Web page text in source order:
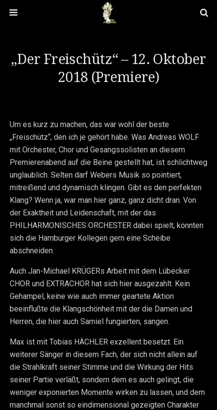
„Der Freischütz“ – 12. Oktober
2018 (Premiere)
Um es kurz zu machen, das war wohl der beste
„Freischütz“, den ich je gehört habe. Was Andreas WOLF
mit Orchester, Chor und Gesangssolisten an diesem
Premierenabend auf die Beine gestellt hat, ist schlichtweg
unglaublich. Selten darf Webers Musik so pointiert,
mitreißend und dynamisch klingen. Gibt es den perfekten
Klang? Wenn ja, war man hier ganz, ganz dicht dran. Von
der Exaktheit und Leidenschaft, mit der das
PHILHARMONISCHES ORCHESTER dabei spielt, könnten
sich die Hamburger Kollegen gern eine Scheibe
abschneiden.
Auch Jan-Michael KRÜGERs Arbeit mit dem Lübecker
CHOR und EXTRACHOR hat sich hier ausgezahlt. Kein
Gehampel, keine wie auch immer geartete Aktion
beeinflußte die Klangschönheit mit der die Damen und
Herren, die hier auch Samiel fungierten, sangen.
Max ist mit Tobias HÄCHLER exzellent besetzt. Ein
weiterer Sänger in diesem Fach, der sich nicht allein auf
die Strahlkraft seiner Stimme und die Wirkung der Hits
seiner Partie verläßt, sondern dem es auch gelingt, die
weniger exponierten Momente wirken zu lassen, und dem
manchmal sonst so eindimensional gezeigten Charakter